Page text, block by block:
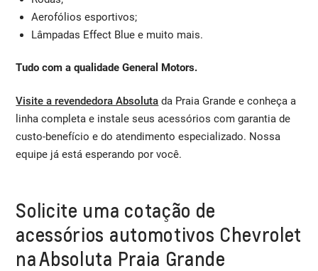
Aerofólios esportivos;
Lâmpadas Effect Blue e muito mais.
Tudo com a qualidade General Motors.
Visite a revendedora Absoluta da Praia Grande e conheça a
linha completa e instale seus acessórios com garantia de
custo-benefício e do atendimento especializado. Nossa
equipe já está esperando por você.
Solicite uma cotação de
acessórios automotivos Chevrolet
na Absoluta Praia Grande